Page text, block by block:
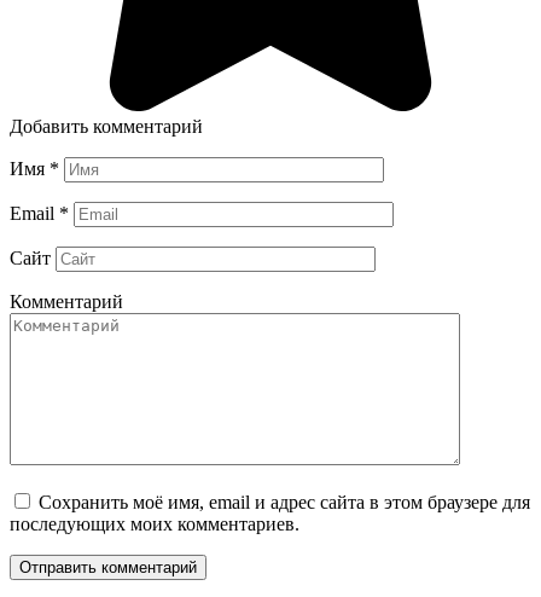
Добавить комментарий
Имя *
Email *
Сайт
Комментарий
Сохранить моё имя, email и адрес сайта в этом браузере для
последующих моих комментариев.